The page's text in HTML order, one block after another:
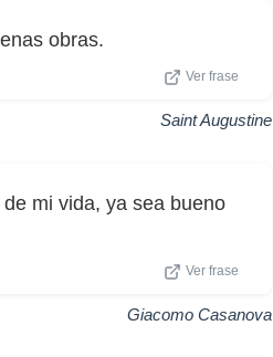
obras.
Ver frase
Saint Augustine
mi vida, ya sea bueno
Ver frase
Giacomo Casanova